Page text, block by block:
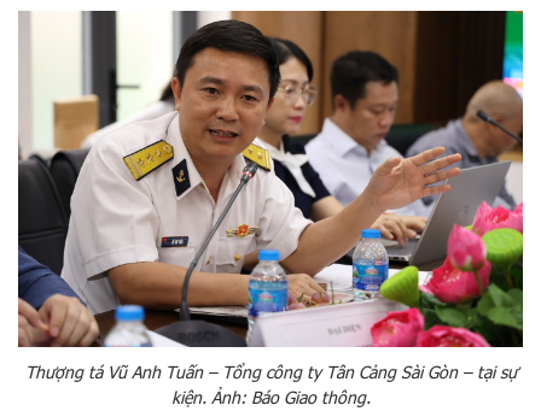
Thượng tá Vũ Anh Tuấn – Tổng công ty Tân Cảng Sài Gòn – tại sự
kiện. Ảnh: Báo Giao thông.